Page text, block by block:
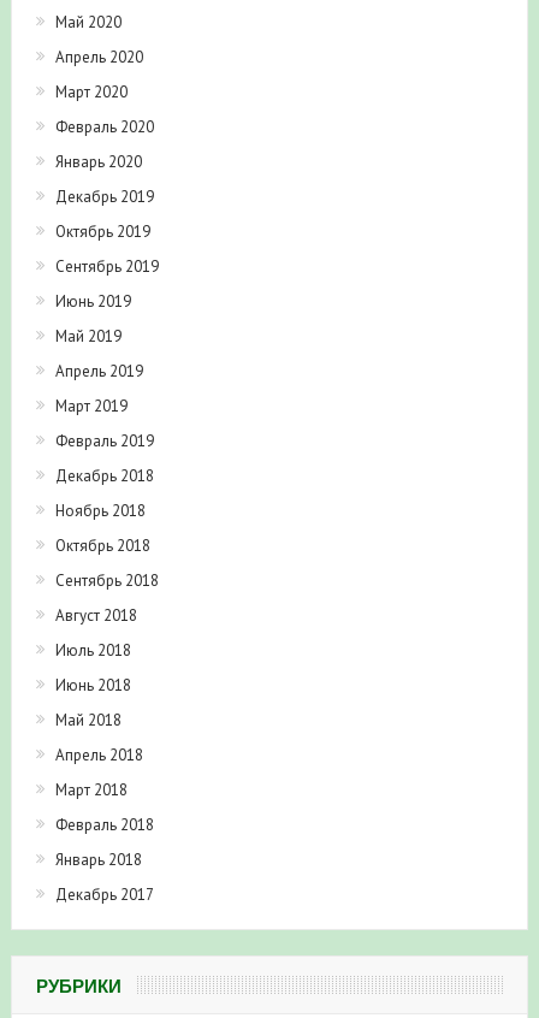
Май 2020
Апрель 2020
Март 2020
Февраль 2020
Январь 2020
Декабрь 2019
Октябрь 2019
Сентябрь 2019
Июнь 2019
Май 2019
Апрель 2019
Март 2019
Февраль 2019
Декабрь 2018
Ноябрь 2018
Октябрь 2018
Сентябрь 2018
Август 2018
Июль 2018
Июнь 2018
Май 2018
Апрель 2018
Март 2018
Февраль 2018
Январь 2018
Декабрь 2017
РУБРИКИ